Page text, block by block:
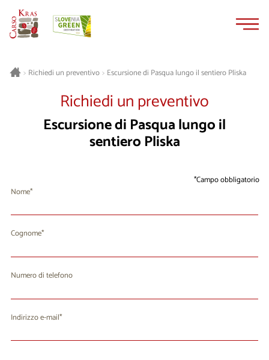
> Richiedi un preventivo> Escursione di Pasqua lungo il sentiero Pliska
Richiedi un preventivo
Escursione di Pasqua lungo il
sentiero Pliska
Campo obbligatorio
Nome
Cognome
Numero di telefono
Indirizzo e-mail